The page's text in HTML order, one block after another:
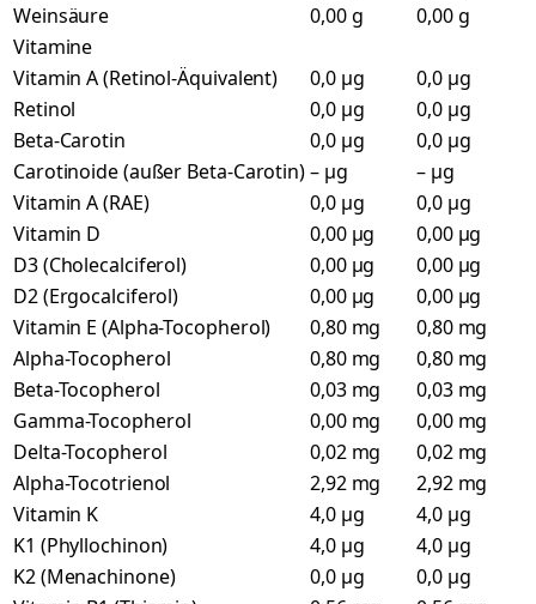
Weinsäure
0,00 g
0,00 g
Vitamine
Vitamin A (Retinol-Äquivalent)
0,0 µg
0,0 µg
Retinol
0,0 µg
0,0 µg
Beta-Carotin
0,0 µg
0,0 µg
Carotinoide (außer Beta-Carotin)– µg
– µg
Vitamin A (RAE)
0,0 µg
0,0 µg
Vitamin D
0,00 µg
0,00 µg
D3 (Cholecalciferol)
0,00 µg
0,00 µg
D2 (Ergocalciferol)
0,00 µg
0,00 µg
Vitamin E (Alpha-Tocopherol)
0,80 mg
0,80 mg
Alpha-Tocopherol
0,80 mg
0,80 mg
Beta-Tocopherol
0,03 mg
0,03 mg
Gamma-Tocopherol
0,00 mg
0,00 mg
Delta-Tocopherol
0,02 mg
0,02 mg
Alpha-Tocotrienol
2,92 mg
2,92 mg
Vitamin K
4,0 µg
4,0 µg
K1 (Phyllochinon)
4,0 µg
4,0 µg
K2 (Menachinone)
0,0 µg
0,0 µg